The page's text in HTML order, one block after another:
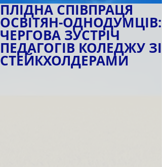
ПЛІДНА СПІВПРАЦЯ
ОСВІТЯН-ОДНОДУМЦІВ:
ЧЕРГОВА ЗУСТРІЧ
ПЕДАГОГІВ КОЛЕДЖУ ЗІ
СТЕЙКХОЛДЕРАМИ